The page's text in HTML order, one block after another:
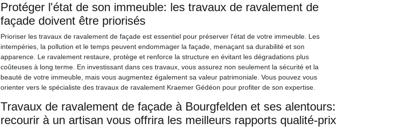
Protéger l'état de son immeuble: les travaux de ravalement de
façade doivent être priorisés
Prioriser les travaux de ravalement de façade est essentiel pour préserver l'état de votre immeuble. Les
intempéries, la pollution et le temps peuvent endommager la façade, menaçant sa durabilité et son
apparence. Le ravalement restaure, protège et renforce la structure en évitant les dégradations plus
coûteuses à long terme. En investissant dans ces travaux, vous assurez non seulement la sécurité et la
beauté de votre immeuble, mais vous augmentez également sa valeur patrimoniale. Vous pouvez vous
orienter vers le spécialiste des travaux de ravalement Kraemer Gédéon pour profiter de son expertise.
Travaux de ravalement de façade à Bourgfelden et ses alentours:
recourir à un artisan vous offrira les meilleurs rapports qualité-prix